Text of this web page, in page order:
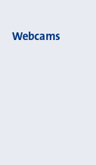
Webcams